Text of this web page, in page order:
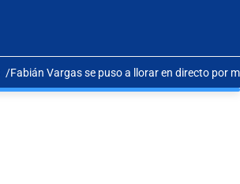
Fabián Vargas se puso a llorar en directo por